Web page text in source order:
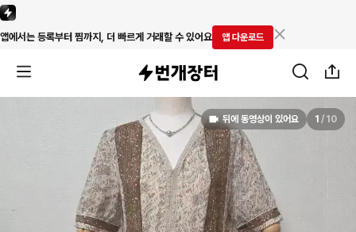
앱에서는 등록부터 찜까지, 더 빠르게 거래할 수 있어요 앱 다운로드
뒤에 동영상이 있어요 1 / 10